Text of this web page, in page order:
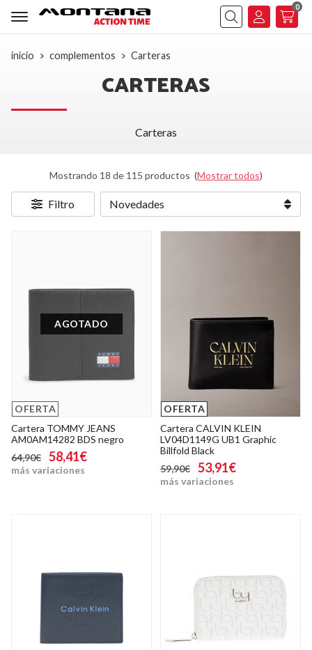
Buscar
0
inicio complementos Carteras
CARTERAS
Carteras
Mostrando 18 de 115 productos (Mostrar todos)
Filtro
OFERTA
AGOTADO
Cartera TOMMY JEANS
AM0AM14282 BDS negro
64,90€
58,41€
más variaciones
OFERTA
Cartera CALVIN KLEIN
LV04D1149G UB1 Graphic
Billfold Black
59,90€
53,91€
más variaciones